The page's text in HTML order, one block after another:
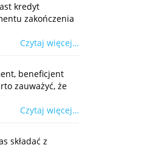
kredyt
zakończenia
Czytaj więcej…
beneficjent
zauważyć, że
Czytaj więcej…
składać z